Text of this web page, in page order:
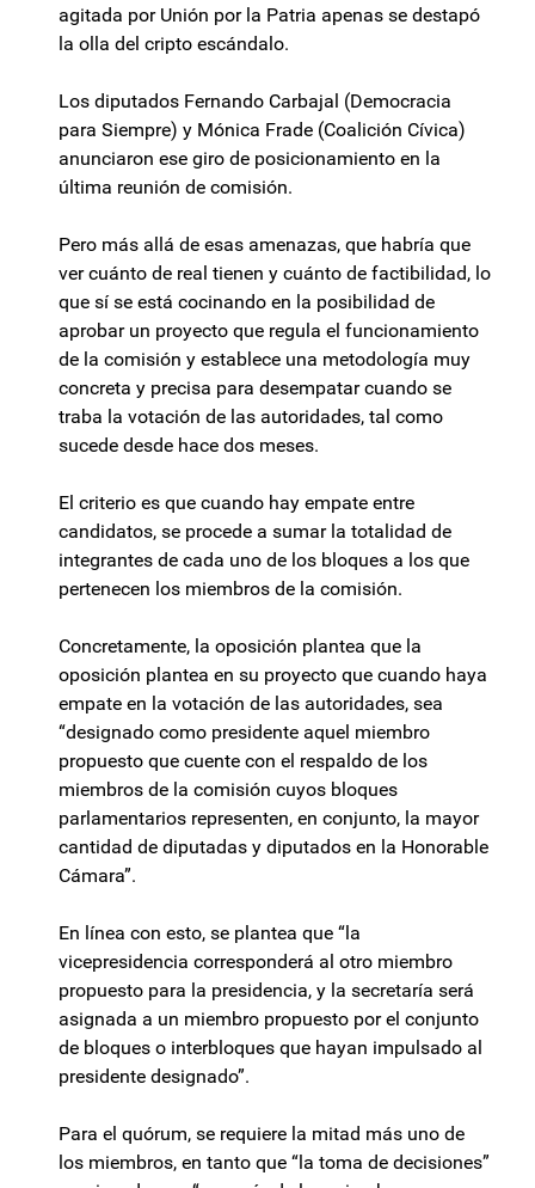
agitada por Unión por la Patria apenas se destapó
la olla del cripto escándalo.
Los diputados Fernando Carbajal (Democracia
para Siempre) y Mónica Frade (Coalición Cívica)
anunciaron ese giro de posicionamiento en la
última reunión de comisión.
Pero más allá de esas amenazas, que habría que
ver cuánto de real tienen y cuánto de factibilidad, lo
que sí se está cocinando en la posibilidad de
aprobar un proyecto que regula el funcionamiento
de la comisión y establece una metodología muy
concreta y precisa para desempatar cuando se
traba la votación de las autoridades, tal como
sucede desde hace dos meses.
El criterio es que cuando hay empate entre
candidatos, se procede a sumar la totalidad de
integrantes de cada uno de los bloques a los que
pertenecen los miembros de la comisión.
Concretamente, la oposición plantea que la
oposición plantea en su proyecto que cuando haya
empate en la votación de las autoridades, sea
“designado como presidente aquel miembro
propuesto que cuente con el respaldo de los
miembros de la comisión cuyos bloques
parlamentarios representen, en conjunto, la mayor
cantidad de diputadas y diputados en la Honorable
Cámara”.
En línea con esto, se plantea que “la
vicepresidencia corresponderá al otro miembro
propuesto para la presidencia, y la secretaría será
asignada a un miembro propuesto por el conjunto
de bloques o interbloques que hayan impulsado al
presidente designado”.
Para el quórum, se requiere la mitad más uno de
los miembros, en tanto que “la toma de decisiones”